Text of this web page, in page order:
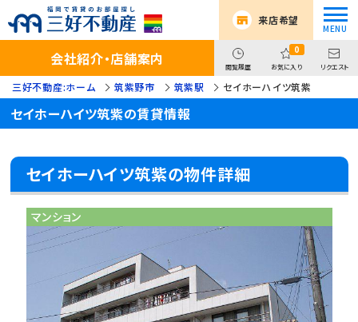
来店希望
会社紹介・店舗案内 閲覧履歴
0
お気に入り リクエスト
三好不動産:ホーム 筑紫野市 筑紫駅 セイホーハイツ筑紫
セイホーハイツ筑紫の賃貸情報
セイホーハイツ筑紫の物件詳細
マンション